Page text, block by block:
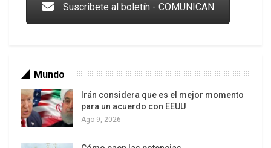
Suscribete al boletín - COMUNICAN
Mundo
Irán considera que es el mejor momento
para un acuerdo con EEUU
Ago 9, 2026